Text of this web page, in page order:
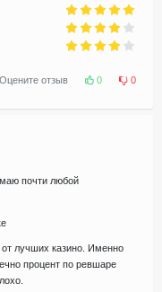
Оцените отзыв 0 0
почти любой
лучших казино. Именно
процент по ревшаре